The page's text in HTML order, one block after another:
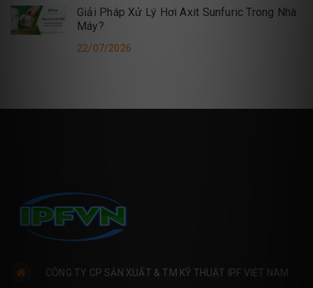
Giải Pháp Xử Lý Hơi Axit Sunfuric Trong Nhà
Máy?
22/07/2026
CÔNG TY CP SẢN XUẤT & TM KỸ THUẬT IPF VIỆT NAM